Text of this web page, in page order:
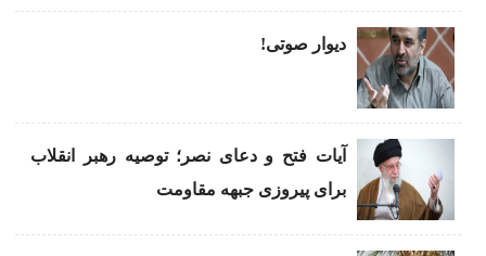
دیوار صوتی!
آیات فتح و دعای نصر؛ توصیه رهبر انقلاب
برای پیروزی جبهه مقاومت